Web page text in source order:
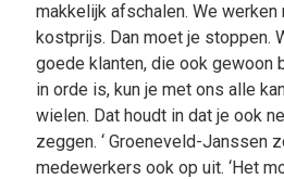
makkelijk afschalen. We werken
kostprijs. Dan moet je stoppen.
goede klanten, die ook gewoon
in orde is, kun je met ons alle
wielen. Dat houdt in dat je ook
zeggen. ‘ Groeneveld-Janssen
medewerkers ook op uit. ‘Het